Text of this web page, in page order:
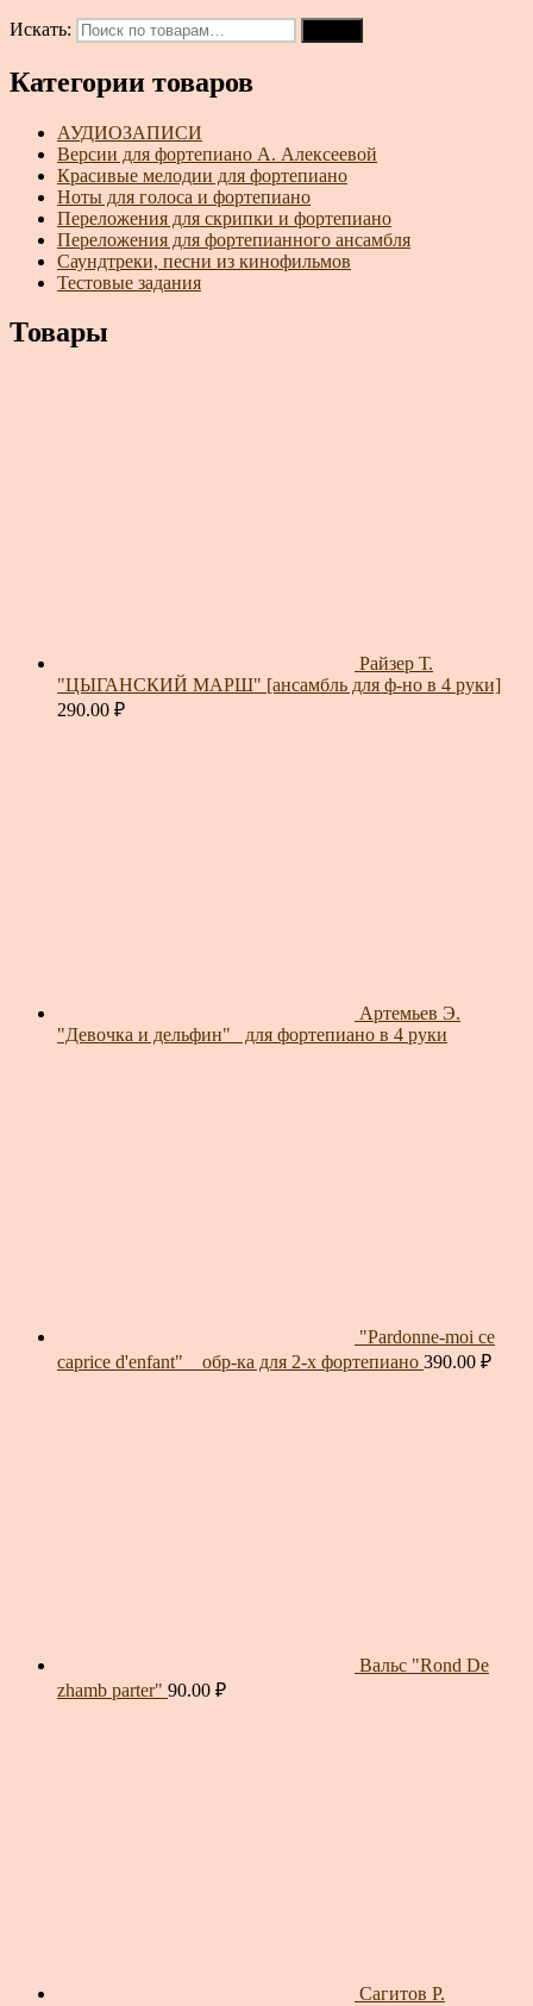
Искать:
Категории товаров
АУДИОЗАПИСИ
Версии для фортепиано А. Алексеевой
Красивые мелодии для фортепиано
Ноты для голоса и фортепиано
Переложения для скрипки и фортепиано
Переложения для фортепианного ансамбля
Саундтреки, песни из кинофильмов
Тестовые задания
Товары
Райзер Т.
"ЦЫГАНСКИЙ МАРШ" [ансамбль для ф-но в 4 руки]
290.00 ₽
Артемьев Э.
"Девочка и дельфин"_ для фортепиано в 4 руки
"Pardonne-moi ce
caprice d'enfant" _ обр-ка для 2-х фортепиано 390.00 ₽
Вальс "Rond De
zhamb parter" 90.00 ₽
Сагитов Р.